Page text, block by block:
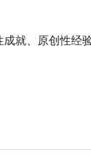
就、原创性经